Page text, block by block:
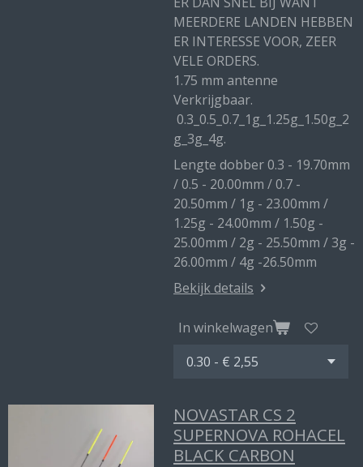
MEERDERE LANDEN HEBBEN
ER INTERESSE VOOR, ZEER
VELE ORDERS.
1.75 mm antenne
Verkrijgbaar.
0.3_0.5_0.7_1g_1.25g_1.50g_2
g_3g_4g.
Lengte dobber 0.3 - 19.70mm
/ 0.5 - 20.00mm / 0.7 -
20.50mm / 1g - 23.00mm /
1.25g - 24.00mm / 1.50g -
25.00mm / 2g - 25.50mm / 3g -
26.00mm / 4g -26.50mm
Bekijk details
In winkelwagen
NOVASTAR CS 2
SUPERNOVA ROHACEL
BLACK CARBON